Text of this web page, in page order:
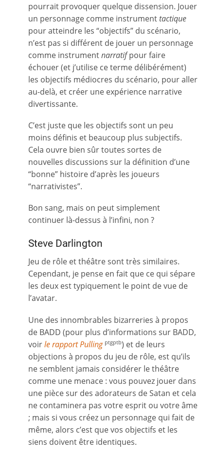
pourrait provoquer quelque dissension. Jouer
un personnage comme instrumenttactique
pour atteindre les “objectifs” du scénario,
n’est pas si différent de jouer un personnage
comme instrumentnarratifpour faire
échouer (et j’utilise ce terme délibérément)
les objectifs médiocres du scénario, pour aller
au-delà, et créer une expérience narrative
divertissante.
C’est juste que les objectifs sont un peu
moins définis et beaucoup plus subjectifs.
Cela ouvre bien sûr toutes sortes de
nouvelles discussions sur la définition d’une
“bonne” histoire d’après les joueurs
“narrativistes”.
Bon sang, mais on peut simplement
continuer là-dessus à l’infini, non ?
Steve Darlington
Jeu de rôle et théâtre sont très similaires.
Cependant, je pense en fait que ce qui sépare
les deux est typiquement le point de vue de
l’avatar.
Une des innombrables bizarreries à propos
de BADD (pour plus d’informations sur BADD,
voirle rapport Pulling ptgptb) et de leurs
objections à propos du jeu de rôle, est qu’ils
ne semblent jamais considérer le théâtre
comme une menace : vous pouvez jouer dans
une pièce sur des adorateurs de Satan et cela
ne contaminera pas votre esprit ou votre âme
; mais si vous créez un personnage qui fait de
même, alors c’est que vos objectifs et les
siens doivent être identiques.